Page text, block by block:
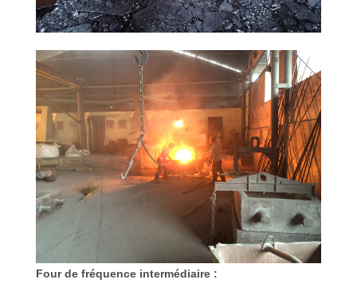
Four de fréquence intermédiaire :